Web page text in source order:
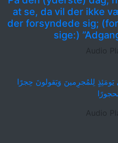
at se, da vil der ikke
der forsyndede sig;
sige:)
Audio
يَومَئِذٍ لِلمُجرِمينَ وَيَقولونَ حِجرًا
Audio